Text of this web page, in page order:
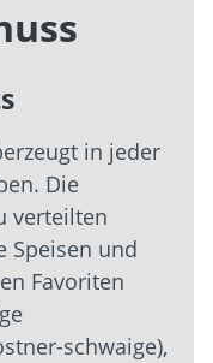
in jeder
Die
verteilten
Speisen und
Favoriten
schwaige),